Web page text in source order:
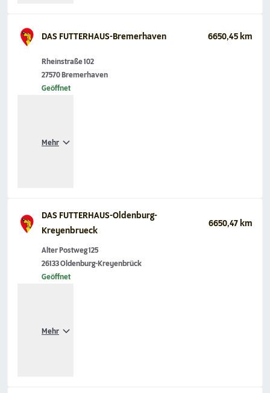
DAS FUTTERHAUS-Bremerhaven 6650,45 km
Rheinstraße 102
27570 Bremerhaven
Geöffnet
Mehr
DAS FUTTERHAUS-Oldenburg-
Kreyenbrueck
6650,47 km
Alter Postweg 125
26133 Oldenburg-Kreyenbrück
Geöffnet
Mehr